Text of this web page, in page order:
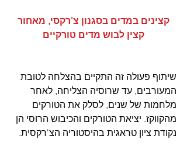
קצינים במדים בסגנון צ'רקסי, מאחור
קצין לבוש מדים טורקיים
שיתוף פעולה זה התקיים בהצלחה לטובת
המעורבים, עד שרוסיה הצליחה, לאחר
מלחמות של שנים, לסלק את הטורקים
מהקווקז. יציאת הטורקים והכיבוש הרוסי הן
נקודת ציון טראגית בהיסטוריה הצ'רקסית.